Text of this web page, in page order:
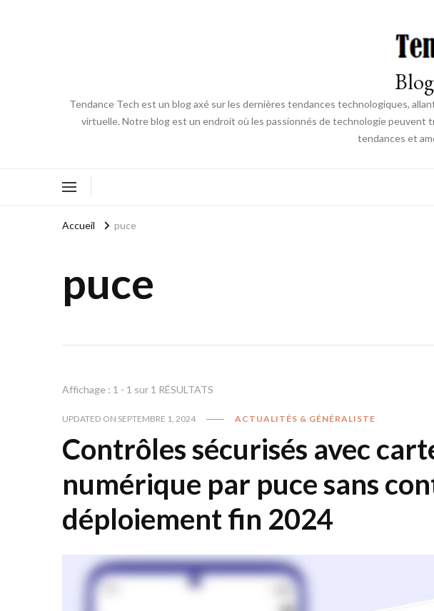
Tendance Tech est un blog axé sur les dernières tendances technologiques,
virtuelle. Notre blog est un endroit où les passionnés de technologie peuvent
tendances et
Accueil puce
puce
Affichage : 1 - 1 sur 1 RÉSULTATS
UPDATED ON SEPTEMBRE 1, 2024 ACTUALITÉS & GÉNÉRALISTE
Contrôles sécurisés avec
numérique par puce sans
déploiement fin 2024